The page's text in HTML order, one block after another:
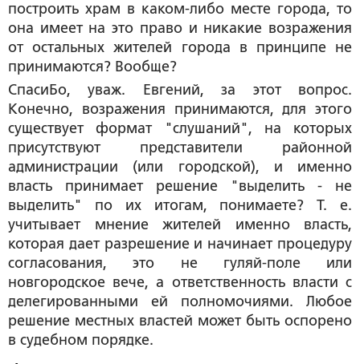
построить храм в каком-либо месте города, то
она имеет на это право и никакие возражения
от остальных жителей города в принципе не
принимаются? Вообще?
СпасиБо, уваж. Евгений, за этот вопрос.
Конечно, возражения принимаются, для этого
существует формат "слушаний", на которых
присутствуют представители районной
администрации (или городской), и именно
власть принимает решение "выделить - не
выделить" по их итогам, понимаете? Т. е.
учитывает мнение жителей именно власть,
которая дает разрешение и начинает процедуру
согласования, это не гуляй-поле или
новгородское вече, а ответственность власти с
делегированными ей полномочиями. Любое
решение местных властей может быть оспорено
в судебном порядке.